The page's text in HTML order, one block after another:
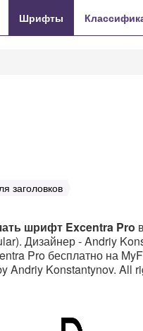
Шрифты
заголовков
шрифт Excentra Pro
Дизайнер - Andriy
Pro бесплатно на
Andriy Konstantynov. All